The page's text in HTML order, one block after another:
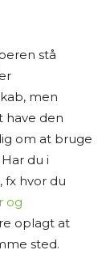
stå
men
have den
om at bruge
du i
fx hvor du
og
oplagt at
sted.